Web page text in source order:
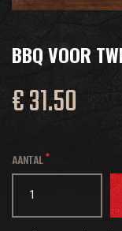
BBQ VOOR
€ 31.50
AANTAL